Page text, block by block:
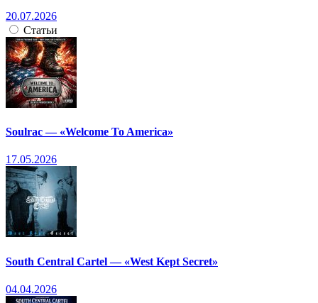
20.07.2026
Статьи
Soulrac — «Welcome To America»
17.05.2026
South Central Cartel — «West Kept Secret»
04.04.2026